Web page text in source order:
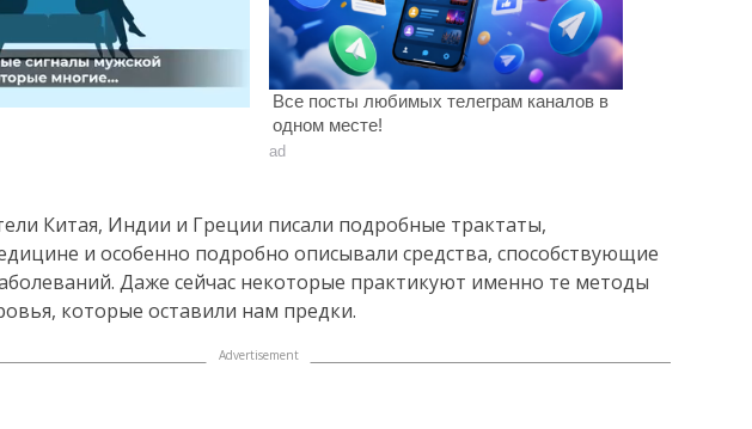
Все посты любимых телеграм каналов в
одном месте!
ad
Китая, Индии и Греции писали подробные трактаты,
и особенно подробно описывали средства, способствующие
Даже сейчас некоторые практикуют именно те методы
которые оставили нам предки.